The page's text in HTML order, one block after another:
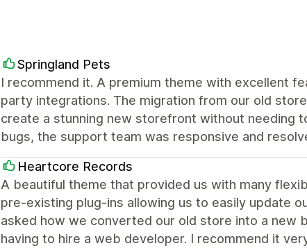
Springland Pets
I recommend it. A premium theme with excellent
party integrations. The migration from our old
create a stunning new storefront without needing
bugs, the support team was responsive and
Heartcore Records
A beautiful theme that provided us with many
pre-existing plug-ins allowing us to easily update
asked how we converted our old store into a new
having to hire a web developer. I recommend it